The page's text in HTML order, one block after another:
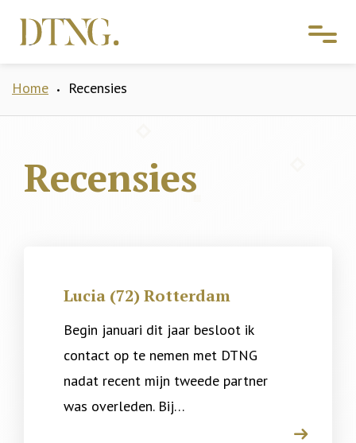
Home • Recensies
Recensies
Lucia (72) Rotterdam
Begin januari dit jaar besloot ik
contact op te nemen met DTNG
nadat recent mijn tweede partner
was overleden. Bij…
arrow